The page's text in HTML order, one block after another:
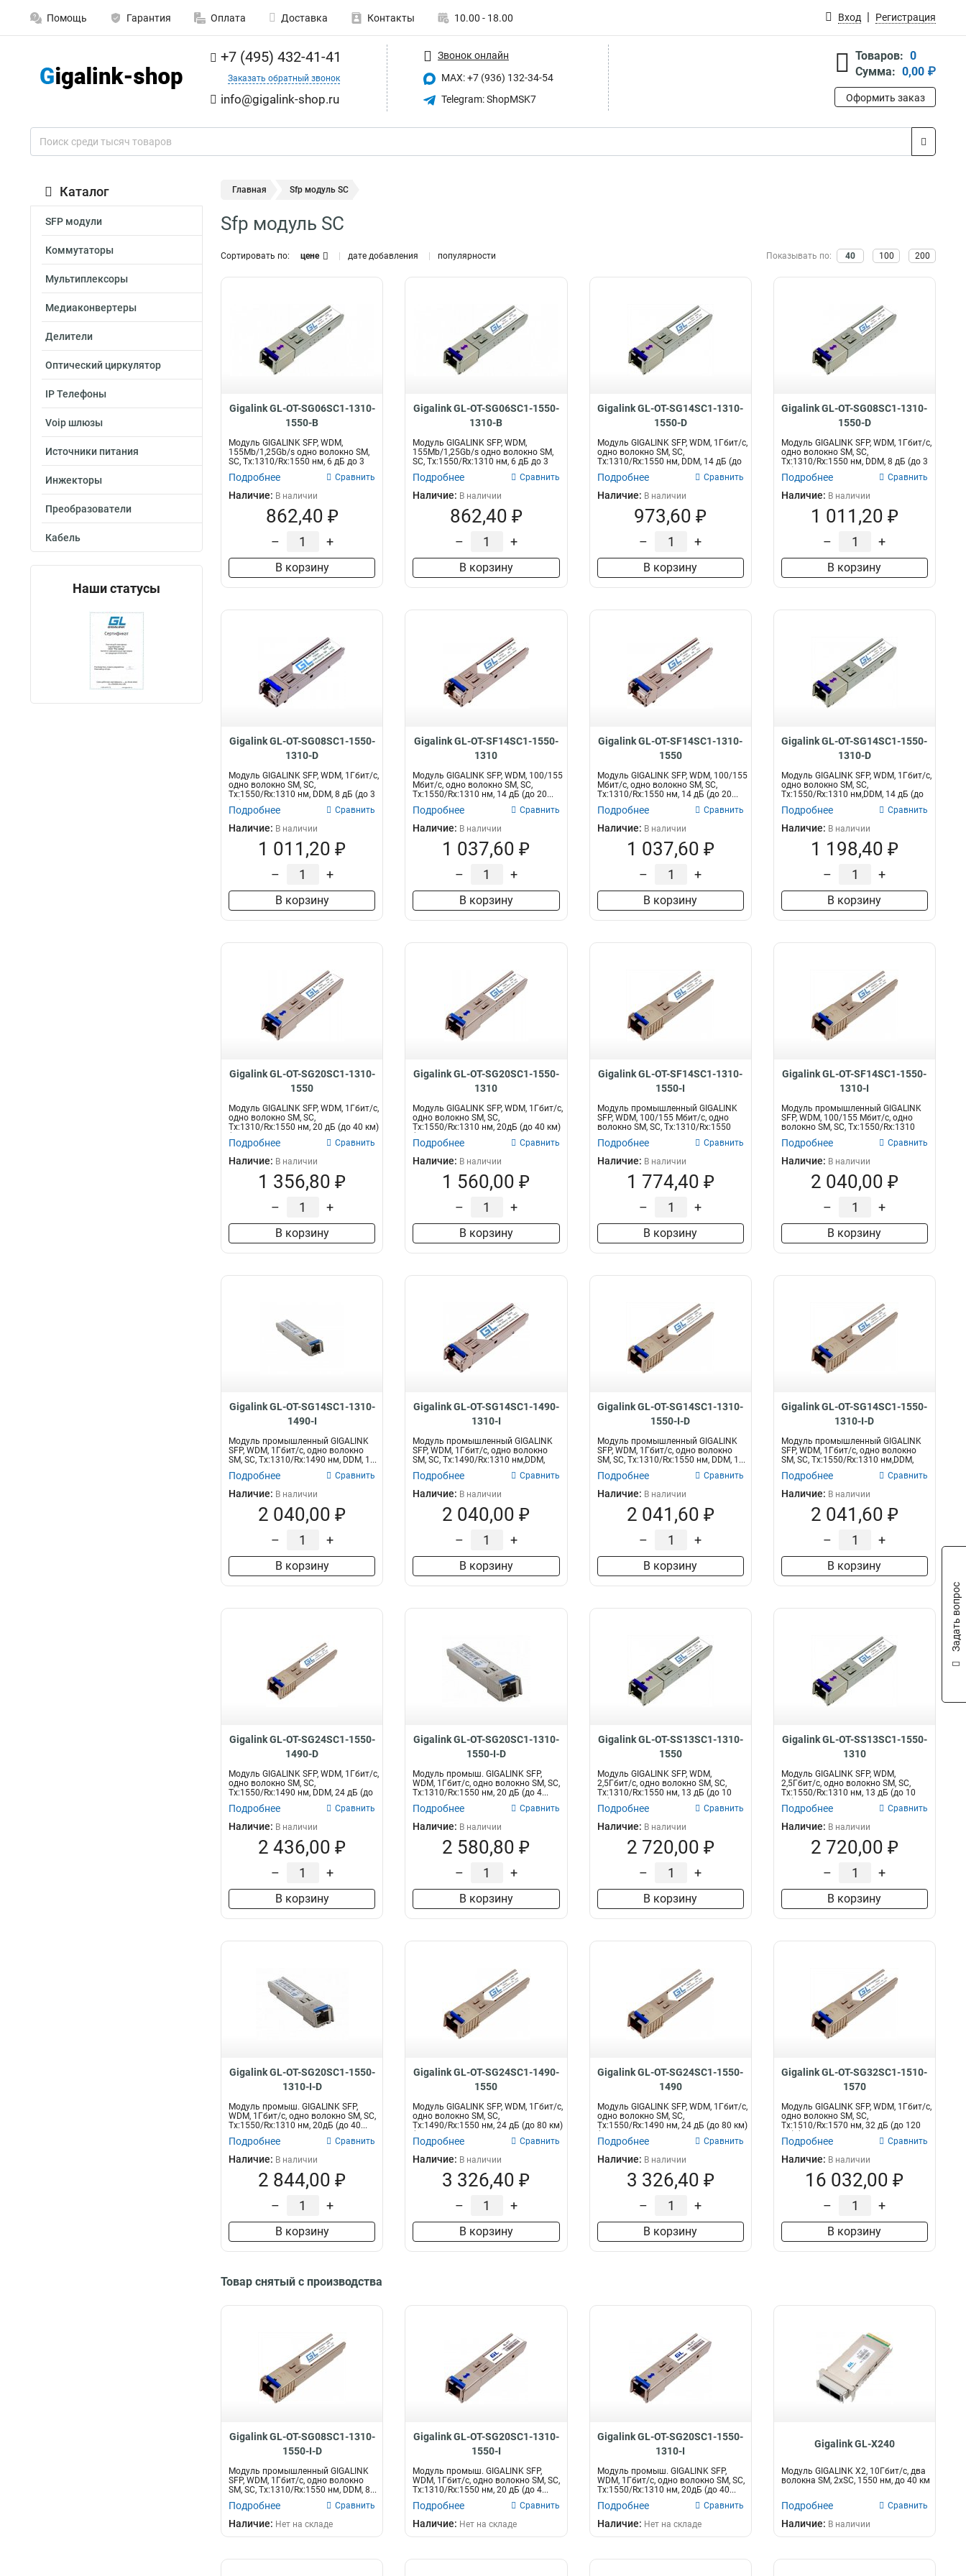
Помощь Гарантия Оплата Доставка Контакты 10.00 - 18.00 Вход Регистрация
+7 (495) 432-41-41
Заказать обратный звонок
info@gigalink-shop.ru
Звонок онлайн
MAX: +7 (936) 132-34-54
Telegram: ShopMSK7
Товаров: 0
Сумма: 0,00 ₽
Оформить заказ
Каталог
SFP модули
Коммутаторы
Мультиплексоры
Медиаконвертеры
Делители
Оптический циркулятор
IP Телефоны
Voip шлюзы
Источники питания
Инжекторы
Преобразователи
Кабель
Наши статусы
Главная Sfp модуль SC
Sfp модуль SC
Сортировать по: цене дате добавления популярности Показывать по: 40 100 200
Gigalink GL-OT-SG06SC1-1310-
1550-B
Модуль GIGALINK SFP, WDM,
155Mb/1,25Gb/s одно волокно SM,
SC, Tx:1310/Rx:1550 нм, 6 дБ до 3
Подробнее Сравнить
Наличие: В наличии
862,40 ₽
– +
В корзину
Gigalink GL-OT-SG06SC1-1550-
1310-B
Модуль GIGALINK SFP, WDM,
155Mb/1,25Gb/s одно волокно SM,
SC, Tx:1550/Rx:1310 нм, 6 дБ до 3
Подробнее Сравнить
Наличие: В наличии
862,40 ₽
– +
В корзину
Gigalink GL-OT-SG14SC1-1310-
1550-D
Модуль GIGALINK SFP, WDM, 1Гбит/c,
одно волокно SM, SC,
Tx:1310/Rx:1550 нм, DDM, 14 дБ (до
Подробнее Сравнить
Наличие: В наличии
973,60 ₽
– +
В корзину
Gigalink GL-OT-SG08SC1-1310-
1550-D
Модуль GIGALINK SFP, WDM, 1Гбит/c,
одно волокно SM, SC,
Tx:1310/Rx:1550 нм, DDM, 8 дБ (до 3
Подробнее Сравнить
Наличие: В наличии
1 011,20 ₽
– +
В корзину
Gigalink GL-OT-SG08SC1-1550-
1310-D
Модуль GIGALINK SFP, WDM, 1Гбит/c,
одно волокно SM, SC,
Tx:1550/Rx:1310 нм, DDM, 8 дБ (до 3
Подробнее Сравнить
Наличие: В наличии
1 011,20 ₽
– +
В корзину
Gigalink GL-OT-SF14SC1-1550-
1310
Модуль GIGALINK SFP, WDM, 100/155
Мбит/c, одно волокно SM, SC,
Tx:1550/Rx:1310 нм, 14 дБ (до 20...
Подробнее Сравнить
Наличие: В наличии
1 037,60 ₽
– +
В корзину
Gigalink GL-OT-SF14SC1-1310-
1550
Модуль GIGALINK SFP, WDM, 100/155
Мбит/c, одно волокно SM, SC,
Tx:1310/Rx:1550 нм, 14 дБ (до 20...
Подробнее Сравнить
Наличие: В наличии
1 037,60 ₽
– +
В корзину
Gigalink GL-OT-SG14SC1-1550-
1310-D
Модуль GIGALINK SFP, WDM, 1Гбит/c,
одно волокно SM, SC,
Tx:1550/Rx:1310 нм,DDM, 14 дБ (до
Подробнее Сравнить
Наличие: В наличии
1 198,40 ₽
– +
В корзину
Gigalink GL-OT-SG20SC1-1310-
1550
Модуль GIGALINK SFP, WDM, 1Гбит/c,
одно волокно SM, SC,
Tx:1310/Rx:1550 нм, 20 дБ (до 40 км)
Подробнее Сравнить
Наличие: В наличии
1 356,80 ₽
– +
В корзину
Gigalink GL-OT-SG20SC1-1550-
1310
Модуль GIGALINK SFP, WDM, 1Гбит/c,
одно волокно SM, SC,
Tx:1550/Rx:1310 нм, 20дБ (до 40 км)
Подробнее Сравнить
Наличие: В наличии
1 560,00 ₽
– +
В корзину
Gigalink GL-OT-SF14SC1-1310-
1550-I
Модуль промышленный GIGALINK
SFP, WDM, 100/155 Мбит/c, одно
волокно SM, SC, Tx:1310/Rx:1550
Подробнее Сравнить
Наличие: В наличии
1 774,40 ₽
– +
В корзину
Gigalink GL-OT-SF14SC1-1550-
1310-I
Модуль промышленный GIGALINK
SFP, WDM, 100/155 Мбит/c, одно
волокно SM, SC, Tx:1550/Rx:1310
Подробнее Сравнить
Наличие: В наличии
2 040,00 ₽
– +
В корзину
Gigalink GL-OT-SG14SC1-1310-
1490-I
Модуль промышленный GIGALINK
SFP, WDM, 1Гбит/c, одно волокно
SM, SC, Tx:1310/Rx:1490 нм, DDM, 1...
Подробнее Сравнить
Наличие: В наличии
2 040,00 ₽
– +
В корзину
Gigalink GL-OT-SG14SC1-1490-
1310-I
Модуль промышленный GIGALINK
SFP, WDM, 1Гбит/c, одно волокно
SM, SC, Tx:1490/Rx:1310 нм,DDM,
Подробнее Сравнить
Наличие: В наличии
2 040,00 ₽
– +
В корзину
Gigalink GL-OT-SG14SC1-1310-
1550-I-D
Модуль промышленный GIGALINK
SFP, WDM, 1Гбит/c, одно волокно
SM, SC, Tx:1310/Rx:1550 нм, DDM, 1...
Подробнее Сравнить
Наличие: В наличии
2 041,60 ₽
– +
В корзину
Gigalink GL-OT-SG14SC1-1550-
1310-I-D
Модуль промышленный GIGALINK
SFP, WDM, 1Гбит/c, одно волокно
SM, SC, Tx:1550/Rx:1310 нм,DDM,
Подробнее Сравнить
Наличие: В наличии
2 041,60 ₽
– +
В корзину
Gigalink GL-OT-SG24SC1-1550-
1490-D
Модуль GIGALINK SFP, WDM, 1Гбит/c,
одно волокно SM, SC,
Tx:1550/Rx:1490 нм, DDM, 24 дБ (до
Подробнее Сравнить
Наличие: В наличии
2 436,00 ₽
– +
В корзину
Gigalink GL-OT-SG20SC1-1310-
1550-I-D
Модуль промыш. GIGALINK SFP,
WDM, 1Гбит/c, одно волокно SM, SC,
Tx:1310/Rx:1550 нм, 20 дБ (до 4...
Подробнее Сравнить
Наличие: В наличии
2 580,80 ₽
– +
В корзину
Gigalink GL-OT-SS13SC1-1310-
1550
Модуль GIGALINK SFP, WDM,
2,5Гбит/с, одно волокно SM, SC,
Tx:1310/Rx:1550 нм, 13 дБ (до 10
Подробнее Сравнить
Наличие: В наличии
2 720,00 ₽
– +
В корзину
Gigalink GL-OT-SS13SC1-1550-
1310
Модуль GIGALINK SFP, WDM,
2,5Гбит/с, одно волокно SM, SC,
Tx:1550/Rx:1310 нм, 13 дБ (до 10
Подробнее Сравнить
Наличие: В наличии
2 720,00 ₽
– +
В корзину
Gigalink GL-OT-SG20SC1-1550-
1310-I-D
Модуль промыш. GIGALINK SFP,
WDM, 1Гбит/c, одно волокно SM, SC,
Tx:1550/Rx:1310 нм, 20дБ (до 40...
Подробнее Сравнить
Наличие: В наличии
2 844,00 ₽
– +
В корзину
Gigalink GL-OT-SG24SC1-1490-
1550
Модуль GIGALINK SFP, WDM, 1Гбит/c,
одно волокно SM, SC,
Tx:1490/Rx:1550 нм, 24 дБ (до 80 км)
Подробнее Сравнить
Наличие: В наличии
3 326,40 ₽
– +
В корзину
Gigalink GL-OT-SG24SC1-1550-
1490
Модуль GIGALINK SFP, WDM, 1Гбит/c,
одно волокно SM, SC,
Tx:1550/Rx:1490 нм, 24 дБ (до 80 км)
Подробнее Сравнить
Наличие: В наличии
3 326,40 ₽
– +
В корзину
Gigalink GL-OT-SG32SC1-1510-
1570
Модуль GIGALINK SFP, WDM, 1Гбит/c,
одно волокно SM, SC,
Tx:1510/Rx:1570 нм, 32 дБ (до 120
Подробнее Сравнить
Наличие: В наличии
16 032,00 ₽
– +
В корзину
Товар снятый с производства
Gigalink GL-OT-SG08SC1-1310-
1550-I-D
Модуль промышленный GIGALINK
SFP, WDM, 1Гбит/c, одно волокно
SM, SC, Tx:1310/Rx:1550 нм, DDM, 8...
Подробнее Сравнить
Наличие: Нет на складе
Gigalink GL-OT-SG20SC1-1310-
1550-I
Модуль промыш. GIGALINK SFP,
WDM, 1Гбит/c, одно волокно SM, SC,
Tx:1310/Rx:1550 нм, 20 дБ (до 4...
Подробнее Сравнить
Наличие: Нет на складе
Gigalink GL-OT-SG20SC1-1550-
1310-I
Модуль промыш. GIGALINK SFP,
WDM, 1Гбит/c, одно волокно SM, SC,
Tx:1550/Rx:1310 нм, 20дБ (до 40...
Подробнее Сравнить
Наличие: Нет на складе
Gigalink GL-X240
Модуль GIGALINK X2, 10Гбит/c, два
волокна SM, 2xSC, 1550 нм, до 40 км
Подробнее Сравнить
Наличие: В наличии
Задать вопрос